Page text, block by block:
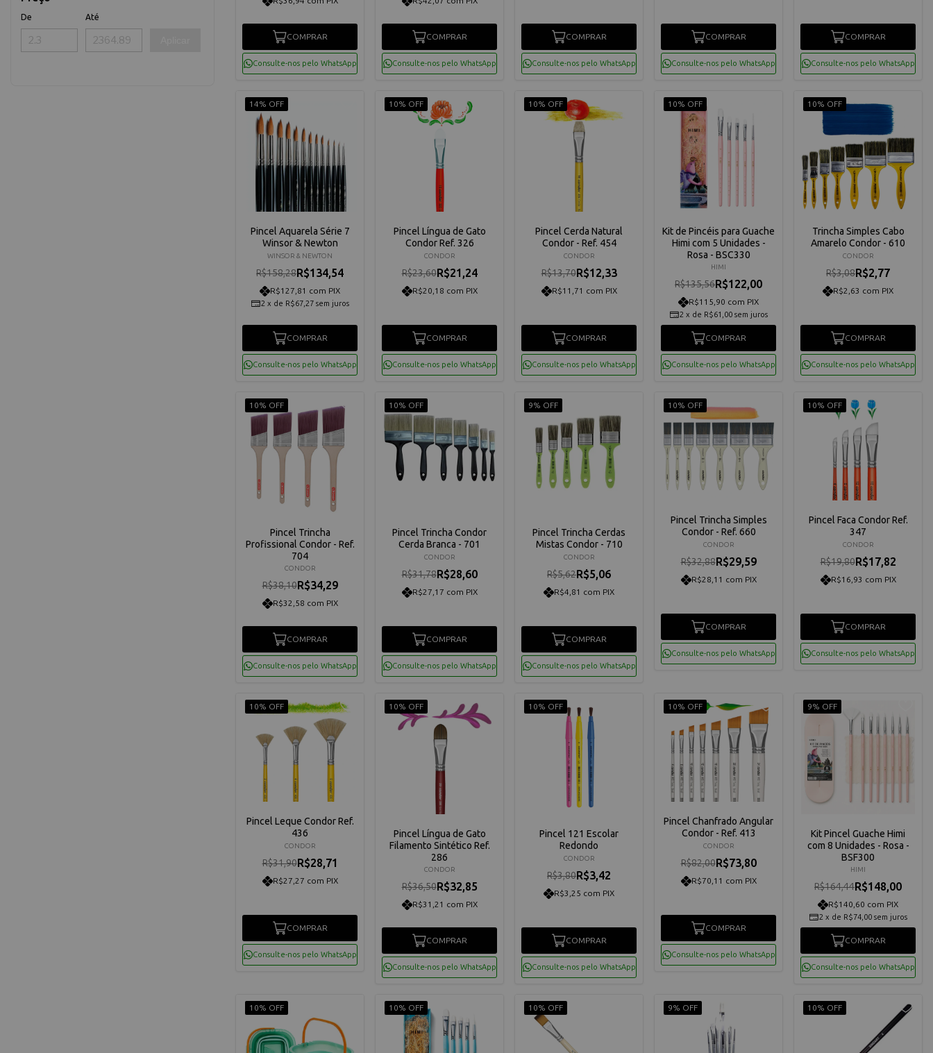
De Até
COMPRAR
Consulte-nos pelo WhatsApp
COMPRAR
Consulte-nos pelo WhatsApp
COMPRAR
Consulte-nos pelo WhatsApp
COMPRAR
Consulte-nos pelo WhatsApp
COMPRAR
Consulte-nos pelo WhatsApp
14% OFF
Pincel Aquarela Série 7
Winsor & Newton
WINSOR & NEWTON
R$158,28R$134,54
R$127,81 com PIX
2 x de R$67,27 sem juros
COMPRAR
Consulte-nos pelo WhatsApp
10% OFF
Pincel Língua de Gato
Condor Ref. 326
CONDOR
R$23,60R$21,24
R$20,18 com PIX
COMPRAR
Consulte-nos pelo WhatsApp
10% OFF
Pincel Cerda Natural
Condor - Ref. 454
CONDOR
R$13,70R$12,33
R$11,71 com PIX
COMPRAR
Consulte-nos pelo WhatsApp
10% OFF
Kit de Pincéis para Guache
Himi com 5 Unidades -
Rosa - BSC330
HIMI
R$135,56R$122,00
R$115,90 com PIX
2 x de R$61,00 sem juros
COMPRAR
Consulte-nos pelo WhatsApp
10% OFF
Trincha Simples Cabo
Amarelo Condor - 610
CONDOR
R$3,08R$2,77
R$2,63 com PIX
COMPRAR
Consulte-nos pelo WhatsApp
10% OFF
Pincel Trincha
Profissional Condor - Ref.
704
CONDOR
R$38,10R$34,29
R$32,58 com PIX
COMPRAR
Consulte-nos pelo WhatsApp
10% OFF
Pincel Trincha Condor
Cerda Branca - 701
CONDOR
R$31,78R$28,60
R$27,17 com PIX
COMPRAR
Consulte-nos pelo WhatsApp
9% OFF
Pincel Trincha Cerdas
Mistas Condor - 710
CONDOR
R$5,62R$5,06
R$4,81 com PIX
COMPRAR
Consulte-nos pelo WhatsApp
10% OFF
Pincel Trincha Simples
Condor - Ref. 660
CONDOR
R$32,88R$29,59
R$28,11 com PIX
COMPRAR
Consulte-nos pelo WhatsApp
10% OFF
Pincel Faca Condor Ref.
347
CONDOR
R$19,80R$17,82
R$16,93 com PIX
COMPRAR
Consulte-nos pelo WhatsApp
10% OFF
Pincel Leque Condor Ref.
436
CONDOR
R$31,90R$28,71
R$27,27 com PIX
COMPRAR
Consulte-nos pelo WhatsApp
10% OFF
Pincel Língua de Gato
Filamento Sintético Ref.
286
CONDOR
R$36,50R$32,85
R$31,21 com PIX
COMPRAR
Consulte-nos pelo WhatsApp
10% OFF
Pincel 121 Escolar
Redondo
CONDOR
R$3,80R$3,42
R$3,25 com PIX
COMPRAR
Consulte-nos pelo WhatsApp
10% OFF
Pincel Chanfrado Angular
Condor - Ref. 413
CONDOR
R$82,00R$73,80
R$70,11 com PIX
COMPRAR
Consulte-nos pelo WhatsApp
9% OFF
Kit Pincel Guache Himi
com 8 Unidades - Rosa -
BSF300
HIMI
R$164,44R$148,00
R$140,60 com PIX
2 x de R$74,00 sem juros
COMPRAR
Consulte-nos pelo WhatsApp
10% OFF 10% OFF 10% OFF 9% OFF 10% OFF